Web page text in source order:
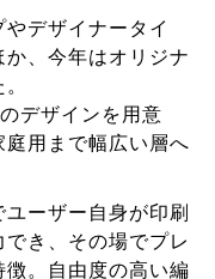
デザイナータイ
、今年はオリジナ
デザインを用意
用まで幅広い層へ
ーザー自身が印刷
き、その場でプレ
。自由度の高い編